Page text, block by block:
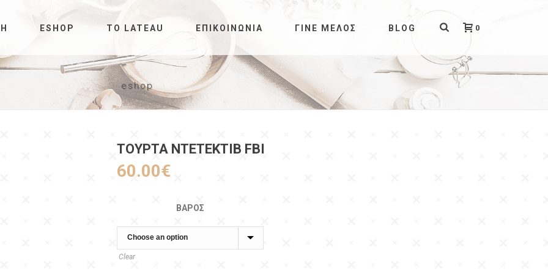
ESHOP ΤΟ LATEAU ΕΠΙΚΟΙΝΩΝΊΑ ΓΊΝΕ ΜΈΛΟΣ BLOG 0
eshop
ΤΟΥΡΤΑ ΝΤΕΤΕΚΤΙΒ FBI
60.00€
ΒΆΡΟΣ
Clear